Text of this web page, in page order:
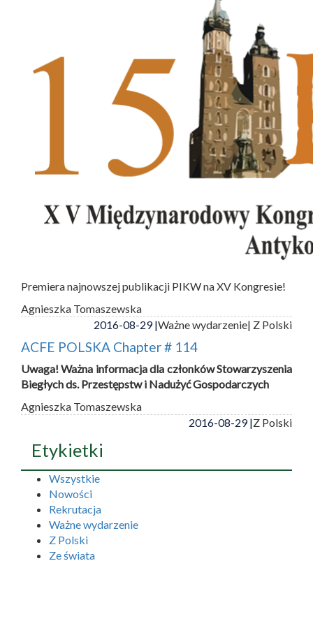
Premiera najnowszej publikacji PIKW na XV Kongresie!
Agnieszka Tomaszewska
2016-08-29 |Ważne wydarzenie| Z Polski
ACFE POLSKA Chapter # 114
Uwaga! Ważna informacja dla członków Stowarzyszenia
Biegłych ds. Przestępstw i Nadużyć Gospodarczych
Agnieszka Tomaszewska
2016-08-29 |Z Polski
Etykietki
Wszystkie
Nowości
Rekrutacja
Ważne wydarzenie
Z Polski
Ze świata